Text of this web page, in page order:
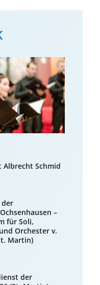
Albrecht Schmid
der
–
für Soli,
Orchester v.
Martin)
der